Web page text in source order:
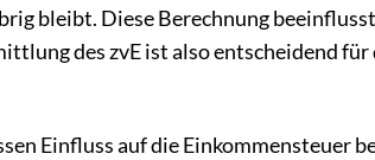
bleibt. Diese Berechnung
des zvE ist also entscheidend
Einfluss auf die Einkommensteuer